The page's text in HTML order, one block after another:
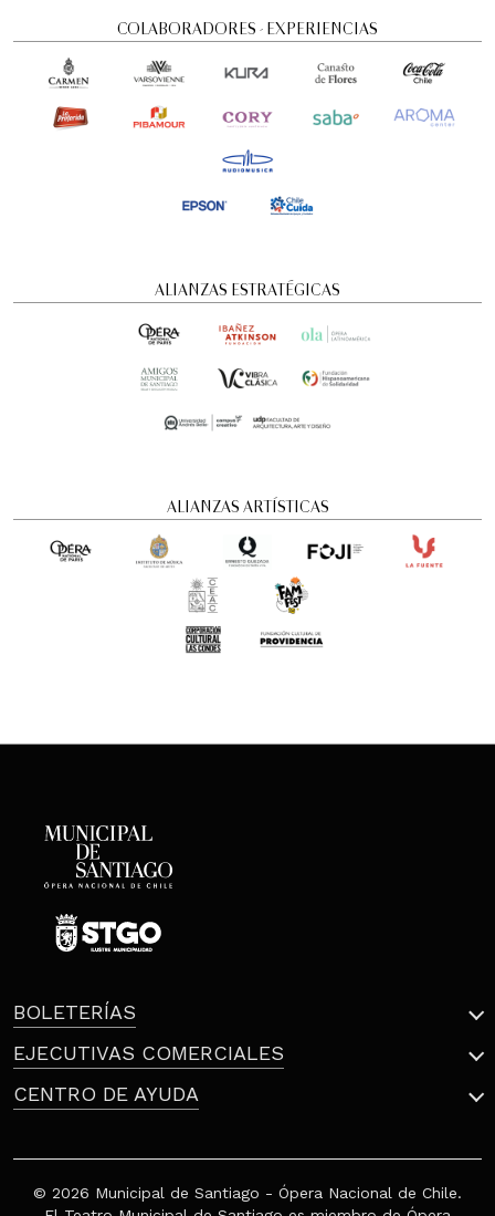
COLABORADORES - EXPERIENCIAS
ALIANZAS ESTRATÉGICAS
ALIANZAS ARTÍSTICAS
BOLETERÍAS
EJECUTIVAS COMERCIALES
CENTRO DE AYUDA
© 2026 Municipal de Santiago - Ópera Nacional de Chile.